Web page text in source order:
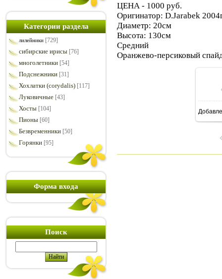
Категории раздела
лилейники [729]
сибирские ирисы [76]
многолетники [54]
Подснежники [31]
Хохлатки (corydalis) [117]
Луковичные [43]
Хосты [104]
Пионы [60]
Безвременники [50]
Горянки [95]
Форма входа
Поиск
ЦЕНА - 1000 руб.
Оригинатор: D.Jarabek
Диаметр: 20см
Высота: 130см
Средний
Оранжево-персиковый